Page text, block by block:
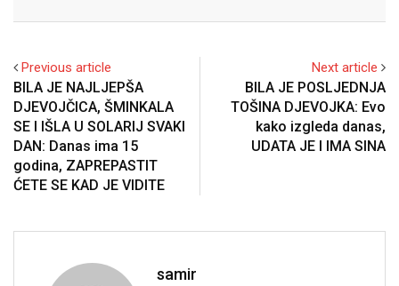
Previous article
BILA JE NAJLJEPŠA
DJEVOJČICA, ŠMINKALA
SE I IŠLA U SOLARIJ SVAKI
DAN: Danas ima 15
godina, ZAPREPASTIT
ĆETE SE KAD JE VIDITE
Next article
BILA JE POSLJEDNJA
TOŠINA DJEVOJKA: Evo
kako izgleda danas,
UDATA JE I IMA SINA
samir